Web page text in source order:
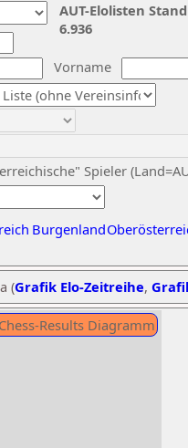
Vorname
Spieler
Burgenland
AUT-Elolisten
6.936
(Grafik Elo-Zeitreihe,